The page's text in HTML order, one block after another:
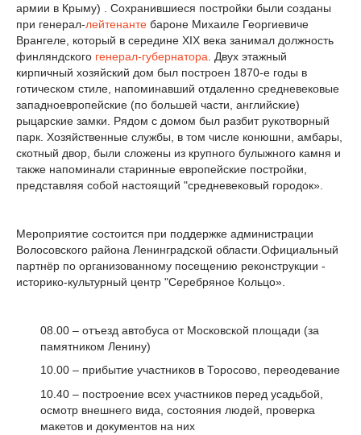
армии в Крыму) . Сохранившиеся постройки были созданы
при генерал-лейтенанте бароне Михаиле Георгиевиче
Врангеле, который в середине XIX века занимал должность
финляндского генерал-губернатора. Двух этажный
кирпичный хозяйский дом был построен 1870-е годы в
готическом стиле, напоминавший отдаленно средневековые
западноевропейские (по большей части, английские)
рыцарские замки. Рядом с домом был разбит рукотворный
парк. Хозяйственные службы, в том числе конюшни, амбары,
скотный двор, были сложены из крупного булыжного камня и
также напоминали старинные европейские постройки,
представляя собой настоящий "средневековый городок».
Мероприятие состоится при поддержке администрации
Волосовского района Ленинградской области.Официальный
партнёр по организованному посещению реконструкции -
историко-культурный центр "Серебряное Кольцо».
08.00 – отъезд автобуса от Московской площади (за
памятником Ленину)
10.00 – прибытие участников в Торосово, переодевание
10.40 – построение всех участников перед усадьбой,
осмотр внешнего вида, состояния людей, проверка
макетов и документов на них